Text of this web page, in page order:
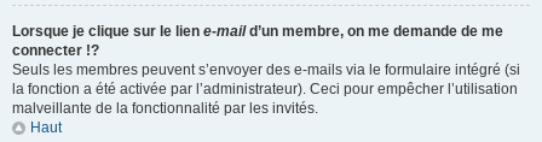
Lorsque je clique sur le lien e-maild’un membre, on me demande de me
connecter !?
Seuls les membres peuvent s’envoyer des e-mails via le formulaire intégré (si
la fonction a été activée par l’administrateur). Ceci pour empêcher l’utilisation
malveillante de la fonctionnalité par les invités.
Haut